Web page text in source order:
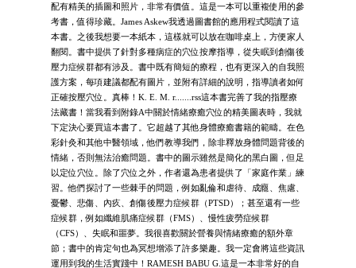
配有精美的插圖和照片，非常有價值。這是一本可以重複使用的參
考書，值得珍藏。James Askew我透過圖書館的應用程式閱讀了這
本書。之後我想要一本紙本，這樣就可以放在咖啡桌上，方便家人
翻閱。書中提供了針對多種病症的穴位按摩指導，從失眠到創傷後
壓力症候群都有涉及。書中既有簡短的療程，也有更深入的自我照
護方案，每項建議都配有圖片，並附有詳細的說明，指導讀者如何
正確按壓穴位。真棒！K. E. M. r.......rss這本書完善了我的指壓療
法藏書！當我看到附錄A中關於情緒療癒穴位的精美圖表時，我就
下定決心要買這本書了。它超越了其他身體療癒書籍的範疇。在色
彩針灸和其他中醫領域，他們教導我們，除非釋放身體問題背後的
情緒，否則無法治癒問題。書中的圖示雖然是簡化的黑白圖，但足
以定位穴位。除了穴位之外，作者還為患者提供了「家庭作業」練
習。他們探討了一些棘手的問題，例如亂倫和虐待、成癮、焦慮、
憂鬱、悲傷、內疚、創傷後壓力症候群（PTSD）；甚至還有一些
症候群，例如纖維肌痛症候群（FMS）、慢性疲勞症候群
（CFS）、失眠和噩夢。我很喜歡關於營養與情緒療癒的額外章
節；書中的肯定句也為冥想增添了許多樂趣。我一定會將這些資訊
運用到我的生活實踐中！RAMESH BABU G.這是一本非常好的自